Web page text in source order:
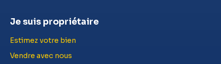
Je suis propriétaire
Estimez votre bien
Vendre avec nous